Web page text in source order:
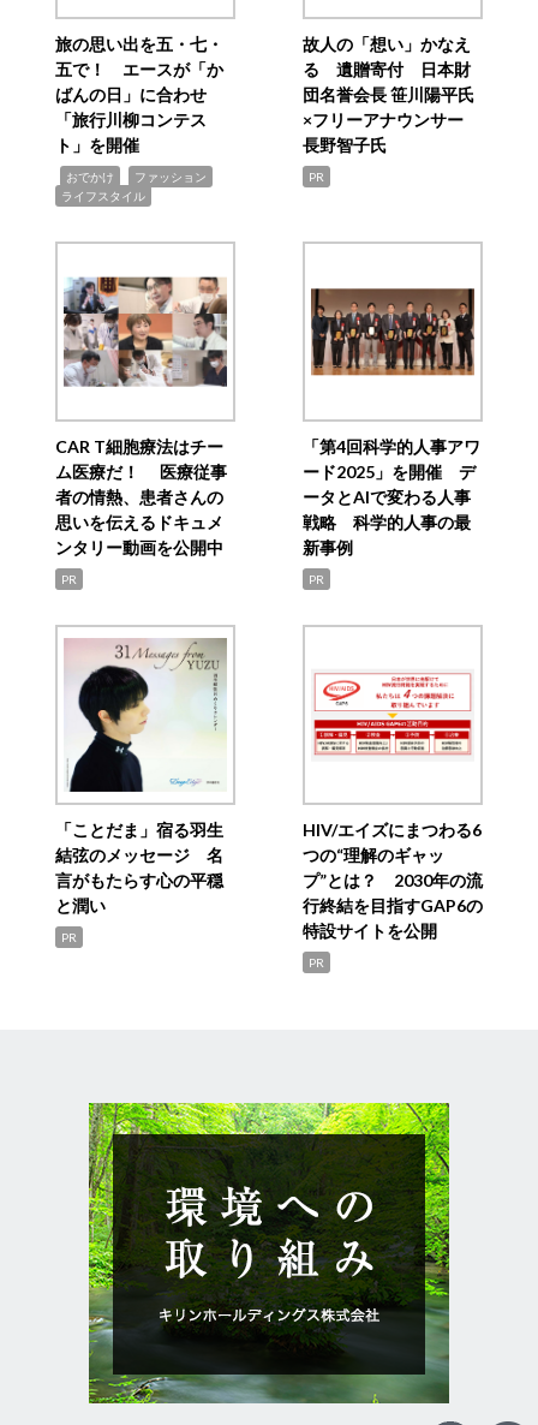
旅の思い出を五・七・
五で！ エースが「か
ばんの日」に合わせ
「旅行川柳コンテス
ト」を開催
おでかけ ファッション
ライフスタイル
故人の「想い」かなえ
る 遺贈寄付 日本財
団名誉会長 笹川陽平氏
×フリーアナウンサー
長野智子氏
PR
CAR T細胞療法はチー
ム医療だ！ 医療従事
者の情熱、患者さんの
思いを伝えるドキュメ
ンタリー動画を公開中
PR
「第4回科学的人事アワ
ード2025」を開催 デ
ータとAIで変わる人事
戦略 科学的人事の最
新事例
PR
「ことだま」宿る羽生
結弦のメッセージ 名
言がもたらす心の平穏
と潤い
PR
HIV/エイズにまつわる6
つの“理解のギャッ
プ”とは？ 2030年の流
行終結を目指すGAP6の
特設サイトを公開
PR